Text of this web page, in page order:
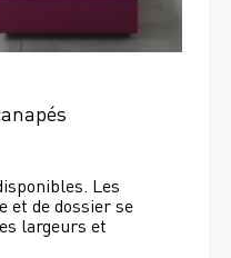
Les
et de dossier se
largeurs et